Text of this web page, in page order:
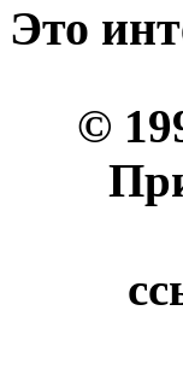
Это
©